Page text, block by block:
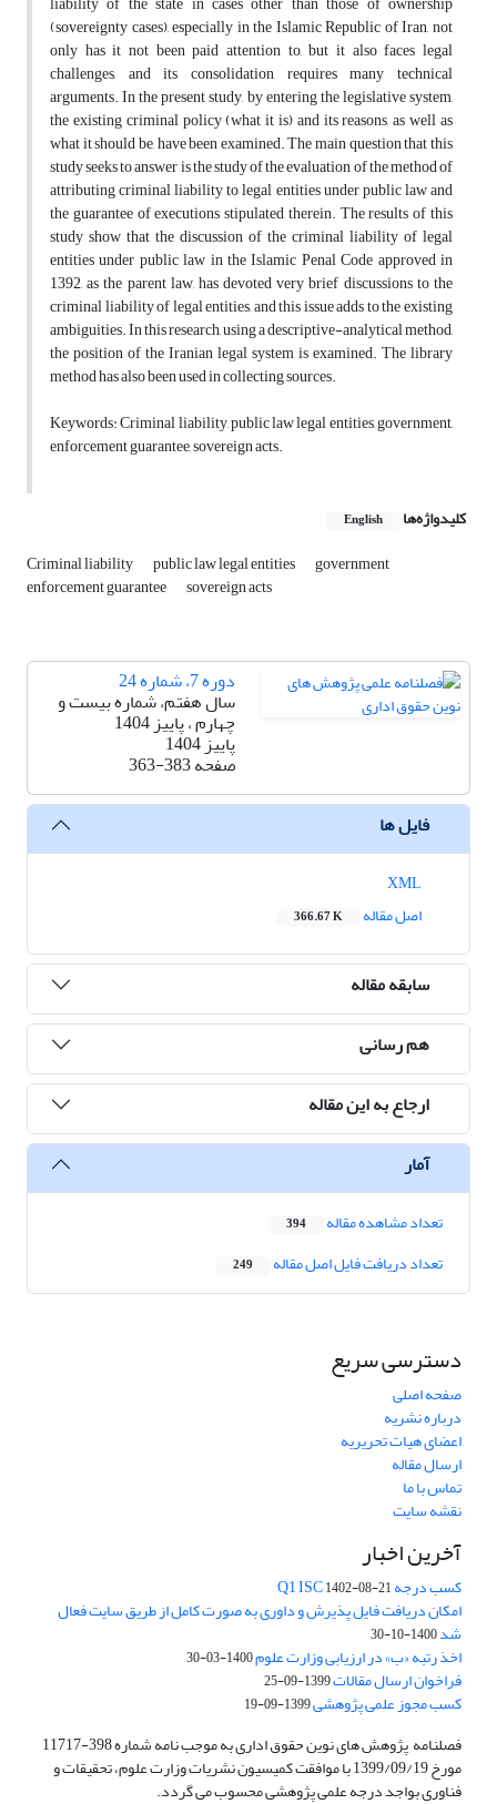
(sovereignty cases), especially in the Islamic Republic of Iran, not
only has it not been paid attention to, but it also faces legal
challenges, and its consolidation requires many technical
arguments. In the present study, by entering the legislative system,
the existing criminal policy (what it is) and its reasons, as well as
what it should be, have been examined. The main question that this
study seeks to answer is the study of the evaluation of the method of
attributing criminal liability to legal entities under public law and
the guarantee of executions stipulated therein. The results of this
study show that the discussion of the criminal liability of legal
entities under public law in the Islamic Penal Code approved in
1392, as the parent law, has devoted very brief discussions to the
criminal liability of legal entities, and this issue adds to the existing
ambiguities. In this research, using a descriptive-analytical method,
the position of the Iranian legal system is examined. The library
method has also been used in collecting sources.
Keywords: Criminal liability, public law legal entities, government,
enforcement guarantee, sovereign acts.
کلیدواژه‌ها English
Criminal liability public law legal entities government
enforcement guarantee sovereign acts
دوره 7، شماره 24
سال هفتم، شماره بیست و
چهارم ، پاییز 1404
پاییز 1404
صفحه363-383
فایل ها
اصل مقاله
366.67 K
سابقه مقاله
هم رسانی
ارجاع به این مقاله
آمار
تعداد مشاهده مقاله 394
تعداد دریافت فایل اصل مقاله 249
دسترسی سریع
صفحه اصلی
درباره نشریه
اعضای هیات تحریریه
ارسال مقاله
تماس با ما
نقشه سایت
آخرین اخبار
کسب درجه Q1 ISC1402-08-21
امکان دریافت فایل پذیرش و داوری به صورت کامل از طریق سایت فعال
شد1400-10-30
اخذ رتبه «ب» در ارزیابی وزارت علوم1400-03-30
فراخوان ارسال مقالات1399-09-25
کسب مجوز علمی پژوهشی1399-09-19
فصلنامه پژوهش های نوین حقوق اداری به موجب نامه شماره 398-11717
مورخ 1399/09/19 با موافقت کمیسیون نشریات وزارت علوم، تحقیقات و
فناوری بواجد درجه علمی پژوهشی محسوب می گردد.